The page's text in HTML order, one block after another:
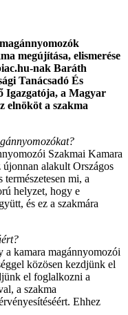
megújítása, elismerése
nak Baráth
Tanácsadó És
Igazgatója, a Magyar
elnököt a szakma
Szakmai Kamara
alakult Országos
mi, a
helyzet, hogy e
és ez a szakmára
a kamara magánnyomozói
közösen kezdjünk el
el foglalkozni a
a szakma
Ehhez